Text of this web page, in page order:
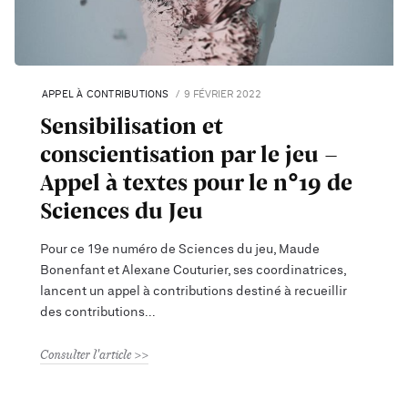
APPEL À CONTRIBUTIONS 9 FÉVRIER 2022
Sensibilisation et
conscientisation par le jeu –
Appel à textes pour le n°19 de
Sciences du Jeu
Pour ce 19e numéro de Sciences du jeu, Maude
Bonenfant et Alexane Couturier, ses coordinatrices,
lancent un appel à contributions destiné à recueillir
des contributions
Consulter l'article